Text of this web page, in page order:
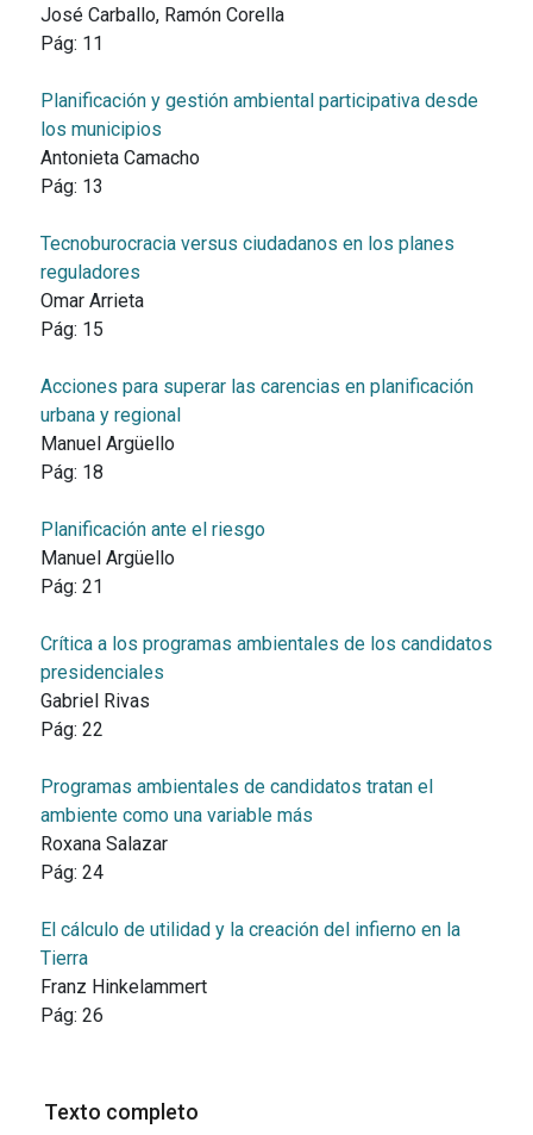
José Carballo, Ramón Corella
Pág: 11
Planificación y gestión ambiental participativa desde
los municipios
Antonieta Camacho
Pág: 13
Tecnoburocracia versus ciudadanos en los planes
reguladores
Omar Arrieta
Pág: 15
Acciones para superar las carencias en planificación
urbana y regional
Manuel Argüello
Pág: 18
Planificación ante el riesgo
Manuel Argüello
Pág: 21
Crítica a los programas ambientales de los candidatos
presidenciales
Gabriel Rivas
Pág: 22
Programas ambientales de candidatos tratan el
ambiente como una variable más
Roxana Salazar
Pág: 24
El cálculo de utilidad y la creación del infierno en la
Tierra
Franz Hinkelammert
Pág: 26
Texto completo